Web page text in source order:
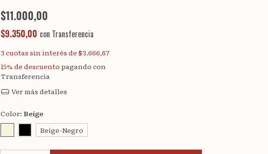
$11.000,00
$9.350,00 con Transferencia
3 cuotas sin interés de $3.666,67
15% de descuento pagando con
Transferencia
Ver más detalles
Color: Beige
Beige-Negro